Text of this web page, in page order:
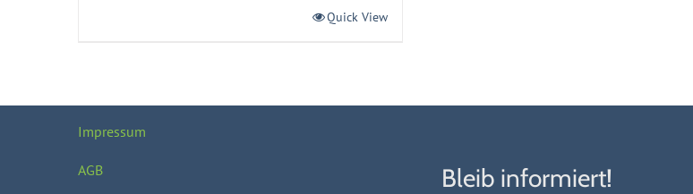
Quick View
Impressum
AGB Bleib informiert!